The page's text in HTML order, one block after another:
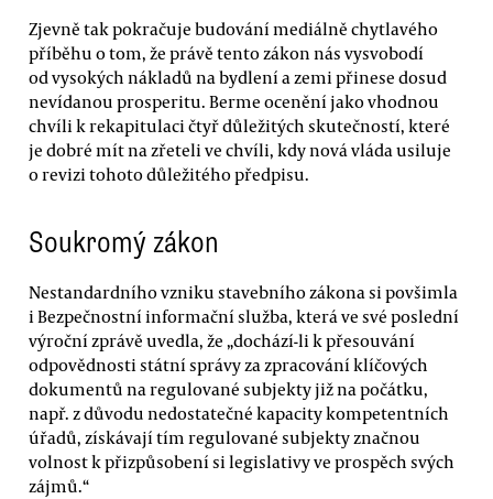
Zjevně tak pokračuje budování mediálně chytlavého
příběhu o tom, že právě tento zákon nás vysvobodí
od vysokých nákladů na bydlení a zemi přinese dosud
nevídanou prosperitu. Berme ocenění jako vhodnou
chvíli k rekapitulaci čtyř důležitých skutečností, které
je dobré mít na zřeteli ve chvíli, kdy nová vláda usiluje
o revizi tohoto důležitého předpisu.
Soukromý zákon
Nestandardního vzniku stavebního zákona si povšimla
i Bezpečnostní informační služba, která ve své poslední
výroční zprávě uvedla, že „dochází-li k přesouvání
odpovědnosti státní správy za zpracování klíčových
dokumentů na regulované subjekty již na počátku,
např. z důvodu nedostatečné kapacity kompetentních
úřadů, získávají tím regulované subjekty značnou
volnost k přizpůsobení si legislativy ve prospěch svých
zájmů.“